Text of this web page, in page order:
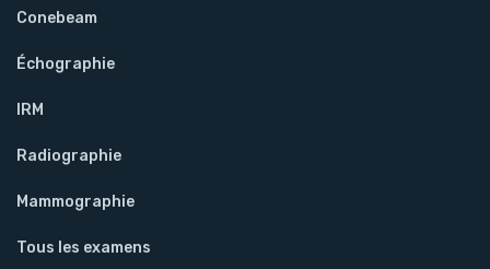
Conebeam
Échographie
IRM
Radiographie
Mammographie
Tous les examens